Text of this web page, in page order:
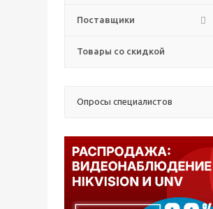
Поставщики
Товары со скидкой
Опросы специалистов